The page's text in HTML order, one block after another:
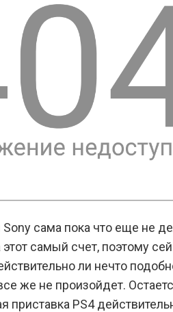
сама пока что еще не
самый счет, поэтому
ли нечто
же не произойдет.
приставка PS4